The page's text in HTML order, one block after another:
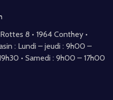
9h00 –
• Samedi : 9h00 – 17h00